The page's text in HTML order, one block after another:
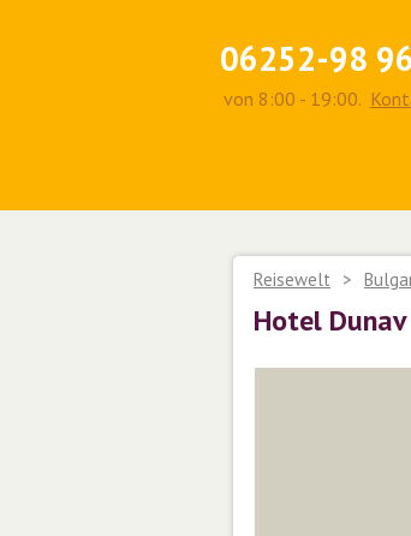
06252-98
von 8:00 - 19:00.
Reisewelt >
Hotel Dunav